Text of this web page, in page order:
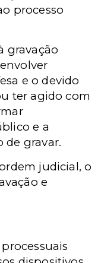
processo
gravação
e o devido
ter agido com
e a
de gravar.
judicial, o
e